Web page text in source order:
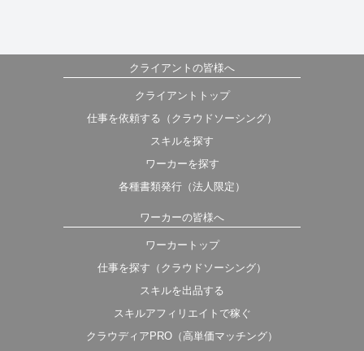
クライアントの皆様へ
クライアントトップ
仕事を依頼する（クラウドソーシング）
スキルを探す
ワーカーを探す
各種書類発行（法人限定）
ワーカーの皆様へ
ワーカートップ
仕事を探す（クラウドソーシング）
スキルを出品する
スキルアフィリエイトで稼ぐ
クラウディアPRO（高単価マッチング）